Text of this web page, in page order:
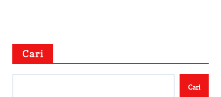
Cari
Cari